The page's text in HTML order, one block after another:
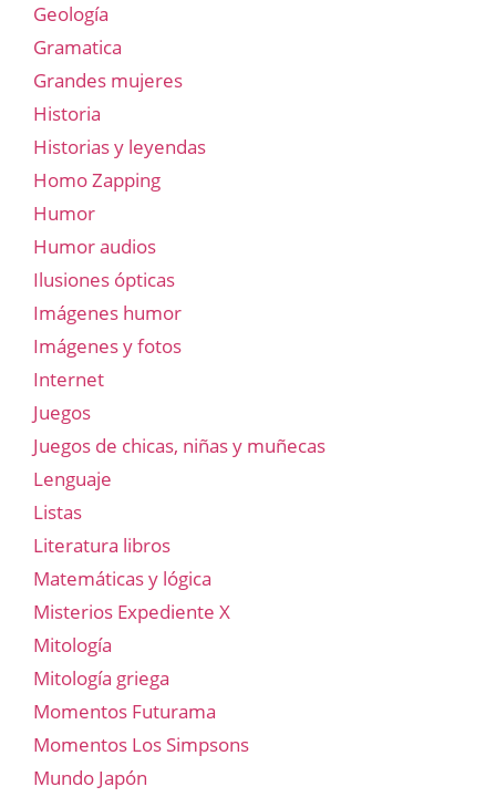
Geología
Gramatica
Grandes mujeres
Historia
Historias y leyendas
Homo Zapping
Humor
Humor audios
Ilusiones ópticas
Imágenes humor
Imágenes y fotos
Internet
Juegos
Juegos de chicas, niñas y muñecas
Lenguaje
Listas
Literatura libros
Matemáticas y lógica
Misterios Expediente X
Mitología
Mitología griega
Momentos Futurama
Momentos Los Simpsons
Mundo Japón